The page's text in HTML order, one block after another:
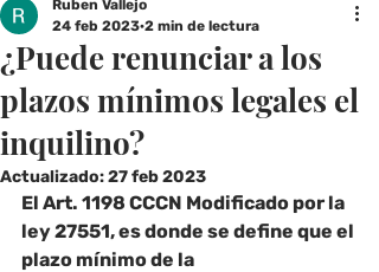
¿Puede renunciar a los
plazos mínimos legales el
inquilino?
Ruben Vallejo
24 feb 2023 2 min de lectura
Actualizado:27 feb 2023
El Art. 1198 CCCN Modificado por la
ley 27551, es donde se define que el
plazo mínimo de la